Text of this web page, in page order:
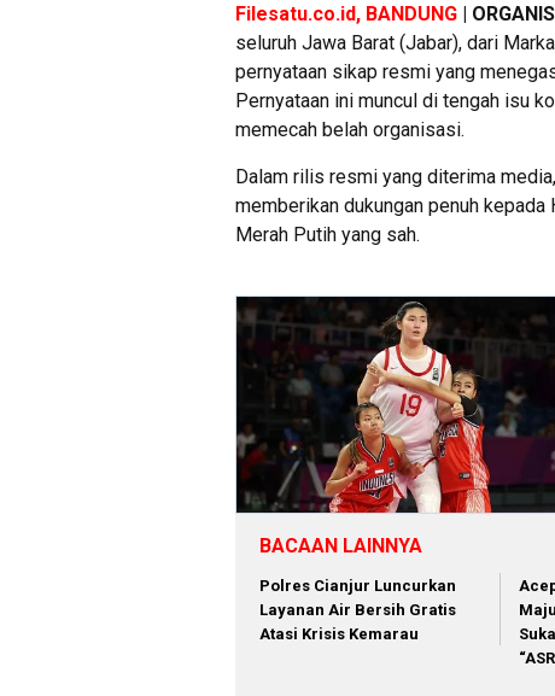
Filesatu.co.id, BANDUNG |
seluruh Jawa Barat (Jabar), dari
pernyataan sikap resmi yang
Pernyataan ini muncul di tengah isu
memecah belah organisasi.
Dalam rilis resmi yang diterima
memberikan dukungan penuh
Merah Putih yang sah.
BACAAN LAINNYA
Polres Cianjur Luncurkan
Layanan Air Bersih Gratis
Atasi Krisis Kemarau